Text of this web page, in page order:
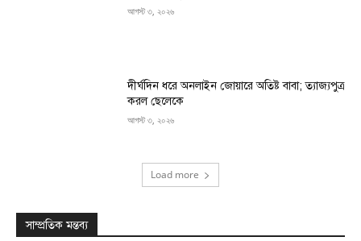
আগস্ট ৩, ২০২৬
দীর্ঘদিন ধরে অনলাইন জোয়ারে অতিষ্ট বাবা; ত্যাজ্যপুত্র
করল ছেলেকে
আগস্ট ৩, ২০২৬
Load more
সাম্প্রতিক মন্তব্য